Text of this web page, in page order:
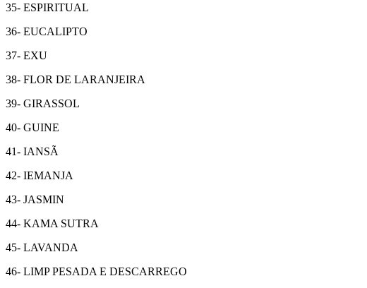
35- ESPIRITUAL
36- EUCALIPTO
37- EXU
38- FLOR DE LARANJEIRA
39- GIRASSOL
40- GUINE
41- IANSÃ
42- IEMANJA
43- JASMIN
44- KAMA SUTRA
45- LAVANDA
46- LIMP PESADA E DESCARREGO